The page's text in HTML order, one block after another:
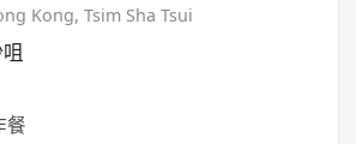
Kong, Tsim Sha Tsui
餐